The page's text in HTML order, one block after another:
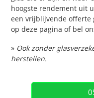
hoogste rendement uit
een vrijblijvende
op deze pagina of bel
» Ook zonder
herstellen.